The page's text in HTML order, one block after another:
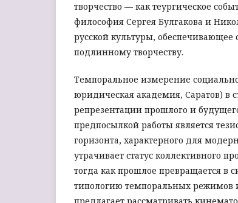
творчество — как теургическое
философия Сергея Булгакова и
русской культуры, обеспечивающее
подлинному творчеству.
Темпоральное измерение
юридическая академия, Саратов) в
репрезентации прошлого и
предпосылкой работы является
горизонта, характерного для
утрачивает статус коллективного
тогда как прошлое превращается в
типологию темпоральных режимов